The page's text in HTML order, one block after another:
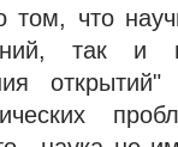
что
так